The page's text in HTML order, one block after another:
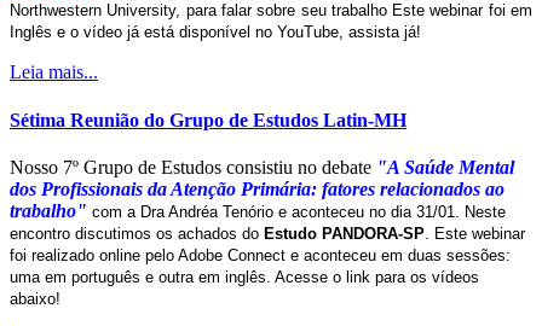
Northwestern University, para falar sobre seu trabalho Este webinar foi em
Inglês e o vídeo já está disponível no YouTube, assista já!
Leia mais...
Sétima Reunião do Grupo de Estudos Latin-MH
Nosso 7º Grupo de Estudos consistiu no debate "A Saúde Mental
dos Profissionais da Atenção Primária: fatores relacionados ao
trabalho" com a Dra Andréa Tenório e aconteceu no dia 31/01. Neste
encontro discutimos os achados do Estudo PANDORA-SP . Este webinar
foi realizado online pelo Adobe Connect e aconteceu em duas sessões:
uma em português e outra em inglês. Acesse o link para os vídeos
abaixo!